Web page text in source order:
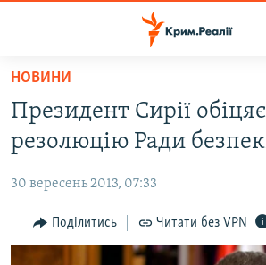
Перейти
основного
матеріалу
Перейти
до
навігації
Перейти
ВОДА.КРИМ
ВІДЕО ТА ФОТО
ПОЛІТИКА
БЛОГИ
ПОГЛЯД
НОВИНИ
Президент Сирії
резолюцію Ради
30 вересень 2013, 07:33
Поділитись Читати без VPN